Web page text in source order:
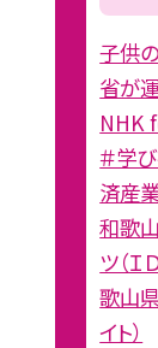
子供
省が
NHK
＃学
済産
和歌
ツ（
歌山
イト）